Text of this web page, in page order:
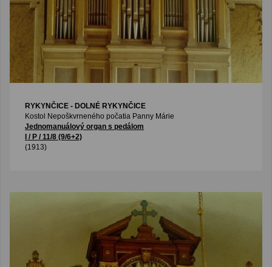
RYKYNČICE - DOLNÉ RYKYNČICE
Kostol Nepoškvrneného počatia Panny Márie
Jednomanuálový organ s pedálom
I / P / 11/8 (9/6+2)
(1913)